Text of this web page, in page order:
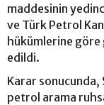
maddesinin
ve Türk Petrol
hükümlerine göre
edildi.
Karar sonucunda,
petrol arama